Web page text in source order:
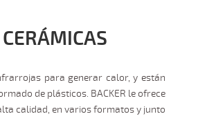
para generar calor, y están
de plásticos. BACKER le ofrece
calidad, en varios formatos y junto